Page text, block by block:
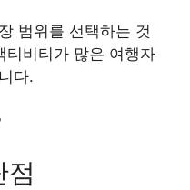
범위를 선택하는 것
티비티가 많은 여행자
다.
점